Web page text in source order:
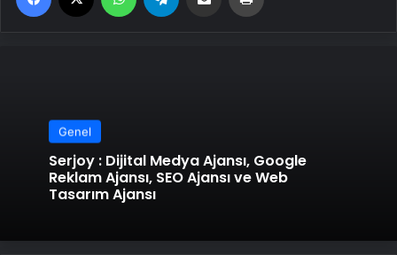
Genel
Serjoy : Dijital Medya Ajansı, Google
Reklam Ajansı, SEO Ajansı ve Web
Tasarım Ajansı